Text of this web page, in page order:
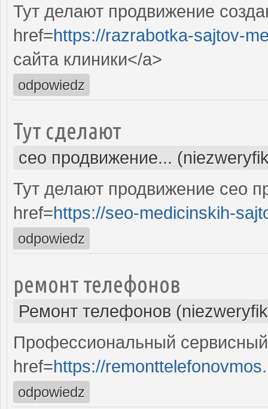
Тут делают продвижение
href=https://razrabotka-sajtov-
сайта клиники</a>
odpowiedz
Тут сделают
сео продвижение...
Тут делают продвижение сео
href=https://seo-medicinskih-
odpowiedz
ремонт телефонов
Ремонт телефонов
Профессиональный
href=https://
odpowiedz